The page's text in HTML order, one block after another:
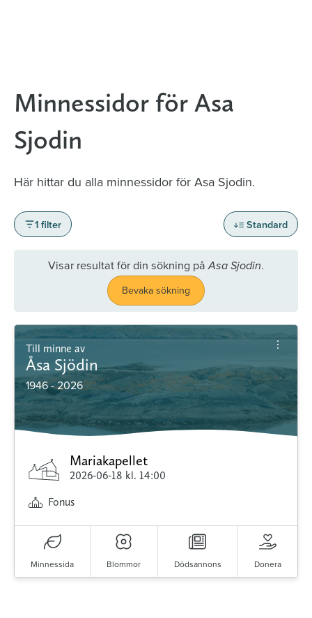
Minnessidor för Asa
Sjodin
Här hittar du alla minnessidor för Asa Sjodin.
1 filter Standard
Visar resultat för din sökning påAsa Sjodin.
Bevaka sökning
Till minne av
Åsa Sjödin
1946 - 2026
Mariakapellet
2026-06-18 kl. 14:00
Fonus
Minnessida Blommor Dödsannons Donera